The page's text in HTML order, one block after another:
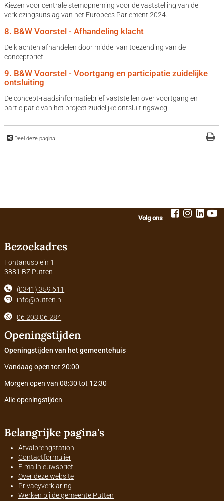
Kiezen voor centrale stemopneming voor de vaststelling van de
verkiezingsuitslag van het Europees Parlement 2024.
8. B&W Voorstel - Afhandeling klacht
De klachten afhandelen door middel van toezending van de
conceptbrief.
9. B&W Voorstel - Voortgang en participatie zuidelijke
ontsluiting
De concept-raadsinformatiebrief vaststellen over voortgang en
participatie van het project zuidelijke ontsluitingsweg.
Deel deze pagina
Volg ons
Bezoekadres
Fontanusplein 1
3881 BZ Putten
(0341) 359 611
info@putten.nl
06 203 06 284
Openingstijden
Openingstijden van het gemeentehuis
Vandaag open tot 20:00
Morgen open van 08:30 tot 12:30
Alle openingstijden
Belangrijke pagina's
Afvalbrengstation
Contactformulier
E-mailnieuwsbrief
Over deze website
Privacyverklaring
Werken bij de gemeente Putten